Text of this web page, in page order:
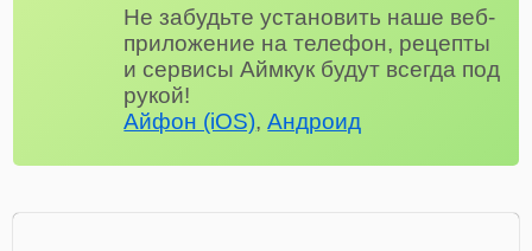
Не забудьте установить наше веб-
приложение на телефон, рецепты
и сервисы Аймкук будут всегда под
рукой!
Айфон (iOS),Андроид